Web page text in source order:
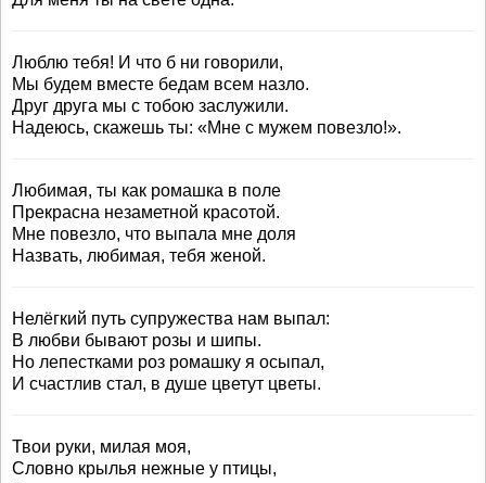
Люблю тебя! И что б ни говорили,
Мы будем вместе бедам всем назло.
Друг друга мы с тобою заслужили.
Надеюсь, скажешь ты: «Мне с мужем повезло!».
Любимая, ты как ромашка в поле
Прекрасна незаметной красотой.
Мне повезло, что выпала мне доля
Назвать, любимая, тебя женой.
Нелёгкий путь супружества нам выпал:
В любви бывают розы и шипы.
Но лепестками роз ромашку я осыпал,
И счастлив стал, в душе цветут цветы.
Твои руки, милая моя,
Словно крылья нежные у птицы,